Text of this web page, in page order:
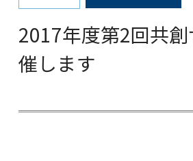
2017年度第2回共
催します